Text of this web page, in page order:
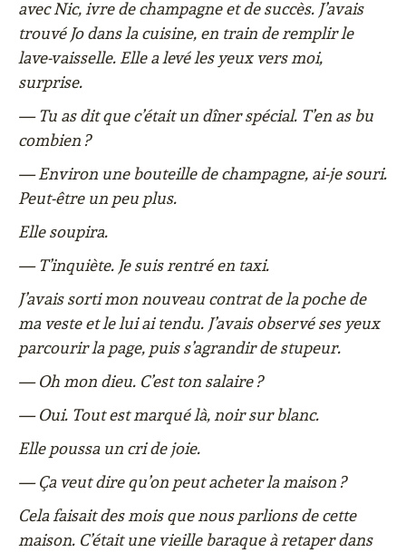
avec Nic, ivre de champagne et de succès. J’avais
trouvé Jo dans la cuisine, en train de remplir le
lave-vaisselle. Elle a levé les yeux vers moi,
surprise.
— Tu as dit que c’était un dîner spécial. T’en as bu
combien ?
— Environ une bouteille de champagne, ai-je souri.
Peut-être un peu plus.
Elle soupira.
— T’inquiète. Je suis rentré en taxi.
J’avais sorti mon nouveau contrat de la poche de
ma veste et le lui ai tendu. J’avais observé ses yeux
parcourir la page, puis s’agrandir de stupeur.
— Oh mon dieu. C’est ton salaire ?
— Oui. Tout est marqué là, noir sur blanc.
Elle poussa un cri de joie.
— Ça veut dire qu’on peut acheter la maison ?
Cela faisait des mois que nous parlions de cette
maison. C’était une vieille baraque à retaper dans